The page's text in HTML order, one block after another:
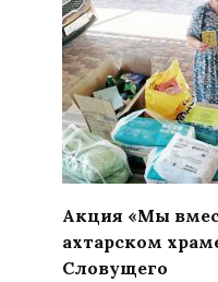
Акция «Мы
ахтарском
Словущего